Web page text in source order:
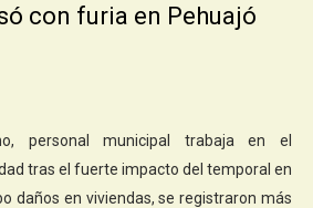
con furia en Pehuajó
personal municipal trabaja en el
tras el fuerte impacto del temporal en
daños en viviendas, se registraron más